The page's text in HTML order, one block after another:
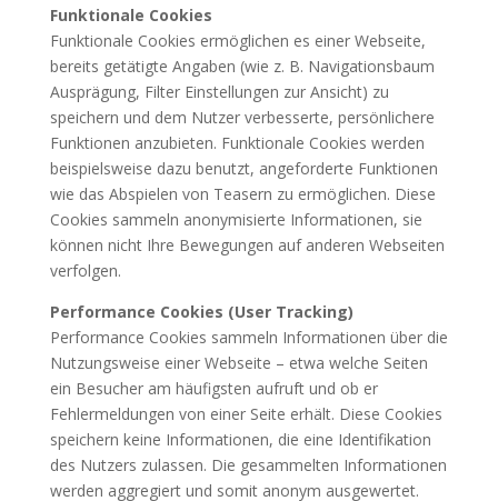
Funktionale Cookies
Funktionale Cookies ermöglichen es einer Webseite,
bereits getätigte Angaben (wie z. B. Navigationsbaum
Ausprägung, Filter Einstellungen zur Ansicht) zu
speichern und dem Nutzer verbesserte, persönlichere
Funktionen anzubieten. Funktionale Cookies werden
beispielsweise dazu benutzt, angeforderte Funktionen
wie das Abspielen von Teasern zu ermöglichen. Diese
Cookies sammeln anonymisierte Informationen, sie
können nicht Ihre Bewegungen auf anderen Webseiten
verfolgen.
Performance Cookies (User Tracking)
Performance Cookies sammeln Informationen über die
Nutzungsweise einer Webseite – etwa welche Seiten
ein Besucher am häufigsten aufruft und ob er
Fehlermeldungen von einer Seite erhält. Diese Cookies
speichern keine Informationen, die eine Identifikation
des Nutzers zulassen. Die gesammelten Informationen
werden aggregiert und somit anonym ausgewertet.